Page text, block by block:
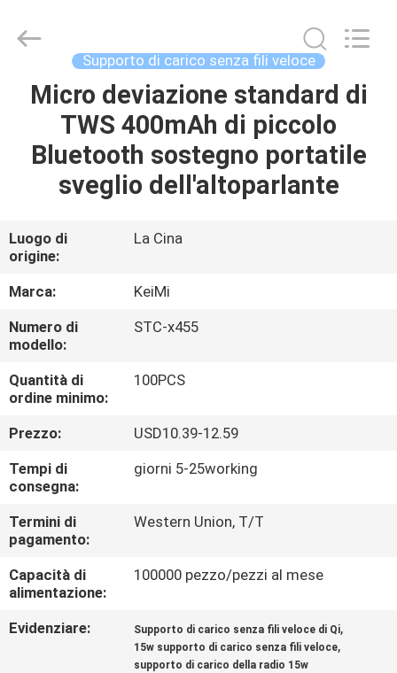
CASA
PRODOTTI
NOI
GIRO
DELLA
FABBRICA
CONTROLLO
DI
QUALITÀ
CONTATTICI
RICHIEDA
Industrial
Reserved.
Developed
Supporto di carico senza fili veloce
Micro deviazione standard di
TWS 400mAh di piccolo
Bluetooth sostegno portatile
sveglio dell'altoparlante
Luogo di
origine:
La Cina
Marca:
KeiMi
Numero di
modello:
STC-x455
Quantità di
ordine minimo:
100PCS
Prezzo:
USD10.39-12.59
Tempi di
consegna:
giorni 5-25working
Termini di
pagamento:
Western Union, T/T
Capacità di
alimentazione:
100000 pezzo/pezzi al mese
Evidenziare: Supporto di carico senza fili veloce di Qi,
15w supporto di carico senza fili veloce,
supporto di carico della radio 15w